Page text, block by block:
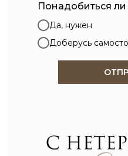
Понадобиться
Да, нужен
Доберусь